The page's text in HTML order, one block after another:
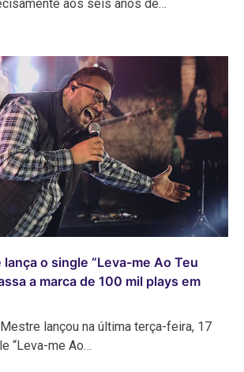
aos seis anos de…
o single “Leva-me Ao Teu
a marca de 100 mil plays em
lançou na última terça-feira, 17
“Leva-me Ao…